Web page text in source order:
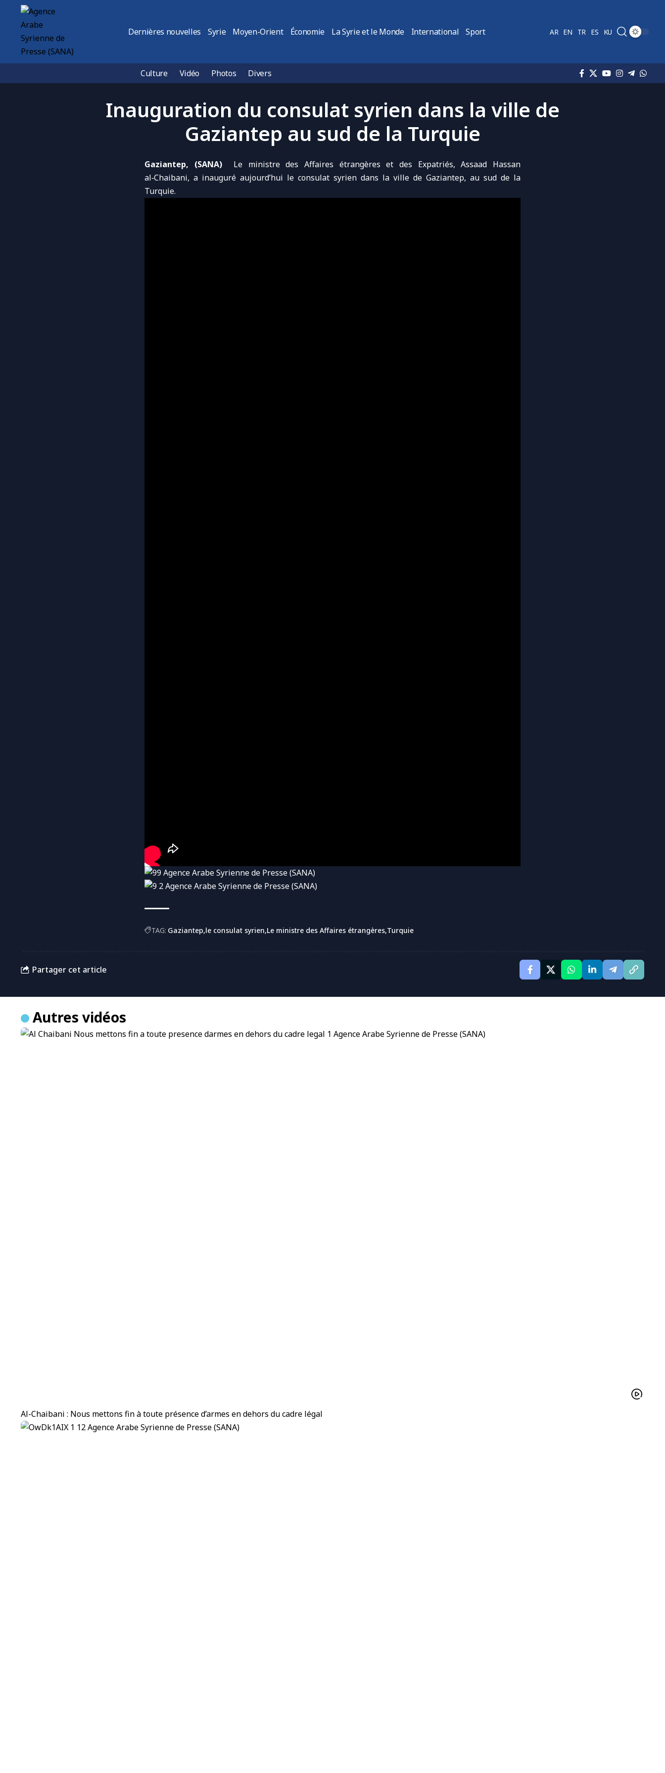
Dernières nouvelles Syrie Moyen-Orient Économie La Syrie et le Monde International Sport AR EN TR ES KU
Culture Vidéo Photos Divers
Inauguration du consulat syrien dans la ville de
Gaziantep au sud de la Turquie
Gaziantep, (SANA) Le ministre des Affaires étrangères et des Expatriés, Assaad Hassan
al‑Chaibani, a inauguré aujourd’hui le consulat syrien dans la ville de Gaziantep, au sud de la
Turquie.
TAG: Gaziantep le consulat syrien Le ministre des Affaires étrangères Turquie
Partager cet article
Autres vidéos
Al-Chaibani : Nous mettons fin à toute présence d’armes en dehors du cadre légal